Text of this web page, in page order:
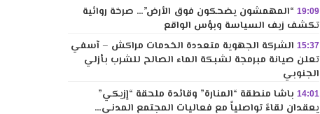
19:09 “المهمشون يضحكون فوق الأرض”… صرخة روائية
تكشف زيف السياسة وبؤس الواقع
15:37 الشركة الجهوية متعددة الخدمات مراكش – آسفي
تعلن صيانة مبرمجة لشبكة الماء الصالح للشرب بأزلي
الجنوبي
14:01 باشا منطقة “المنارة” وقائدة ملحقة “إزيكي”
يعقدان لقاءً تواصلياً مع فعاليات المجتمع المدني…